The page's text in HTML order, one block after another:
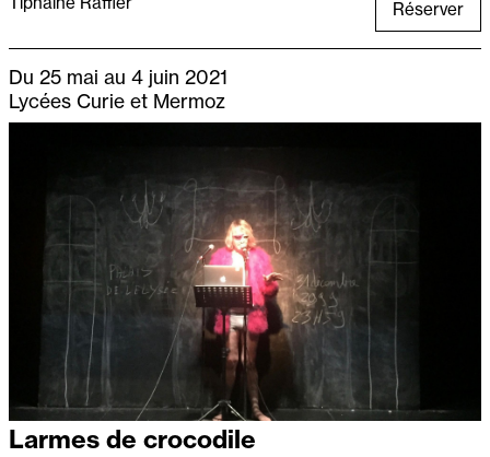
Réserver
Du 25 mai au 4 juin 2021
Lycées Curie et Mermoz
Larmes de crocodile